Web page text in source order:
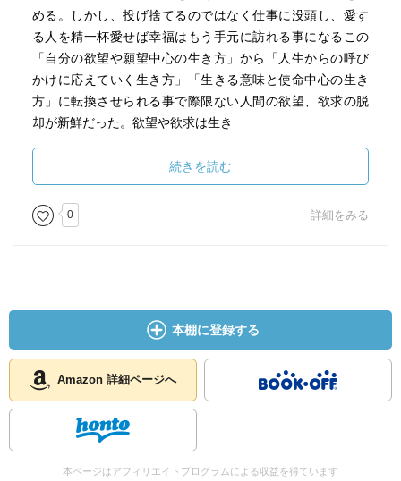
める。しかし、投げ捨てるのではなく仕事に没頭し、愛す
る人を精一杯愛せば幸福はもう手元に訪れる事になるこの
「自分の欲望や願望中心の生き方」から「人生からの呼び
かけに応えていく生き方」「生きる意味と使命中心の生き
方」に転換させられる事で際限ない人間の欲望、欲求の脱
却が新鮮だった。欲望や欲求は生き
続きを読む
0 詳細をみる
本棚に登録する
Amazon 詳細ページへ
本ページはアフィリエイトプログラムによる収益を得ています